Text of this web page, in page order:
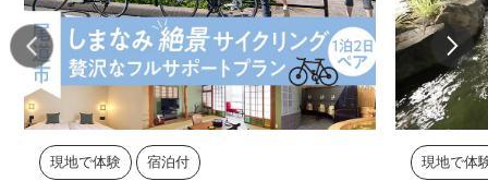
現地で体験 宿泊付 現地で体